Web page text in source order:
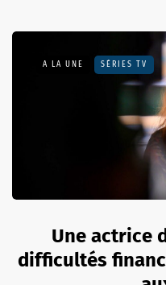
A LA UNE SÉRIES TV
Une actrice
difficultés